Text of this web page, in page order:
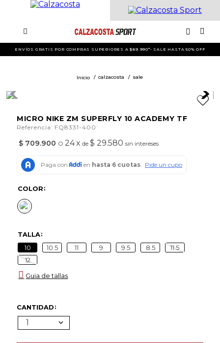
ENVÍOS GRATIS POR COMPRAS SUPERIORES A $89.990*- SALE HASTA 50% OFF
calzacosta sale
MICRO NIKE ZM SUPERFLY 10 ACADEMY TF
Referencia : FQ8331-400
$ 709.900 O 24x de$ 29.580 sin intereses
COLOR
TALLA
10 10.5 11 9 9.5 8.5
11.5
12
Guia de tallas
CANTIDAD
1